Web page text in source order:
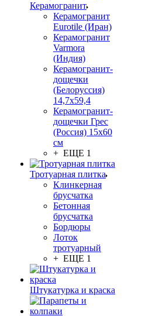
Керамогранит
Керамогранит
Eurotile (Иран)
Керамогранит
Varmora
(Индия)
Керамогранит-
дощечки
(Белоруссия)
14,7x59,4
Керамогранит-
дощечки Грес
(Россия) 15х60
см
+ ЕЩЕ 1
Тротуарная плитка
Клинкерная
брусчатка
Бетонная
брусчатка
Бордюры
Лоток
тротуарный
+ ЕЩЕ 1
Штукатурка и краска